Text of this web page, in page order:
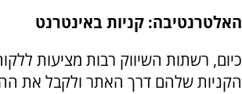
האלטרנטיבה: קניות באינטרנט
כיום, רשתות השיווק רבות מציעות
הקניות שלהם דרך האתר ולקבל את